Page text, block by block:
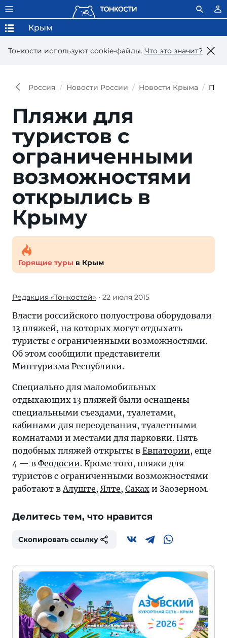
Тонкости используют сookie-файлы. Что это значит?
Крым
Россия Новости России Новости Крыма
Пляжи для
туристов с
ограниченными
возможностями
открылись в
Крыму
Горящие туры в Крым
Редакция «Тонкостей» • 22 июля 2015
Власти российского полуострова оборудовали
13 пляжей, на которых могут отдыхать
туристы с ограниченными возможностями.
Об этом сообщили представители
Минтуризма Республики.
Специально для маломобильных
отдыхающих 13 пляжей были оснащены
специальными съездами, туалетами,
кабинами для переодевания, туалетными
комнатами и местами для парковки. Пять
подобных пляжей открыты в Евпатории, еще
4 — в Феодосии. Кроме того, пляжи для
туристов с ограниченными возможностями
работают вАлуште, Ялте, Саках и Заозерном.
Делитесь тем, что нравится
Скопировать ссылку